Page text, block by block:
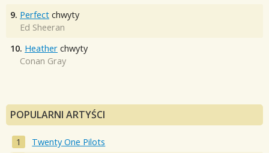
9. Perfect chwyty
Ed Sheeran
10. Heather chwyty
Conan Gray
POPULARNI ARTYŚCI
Twenty One Pilots